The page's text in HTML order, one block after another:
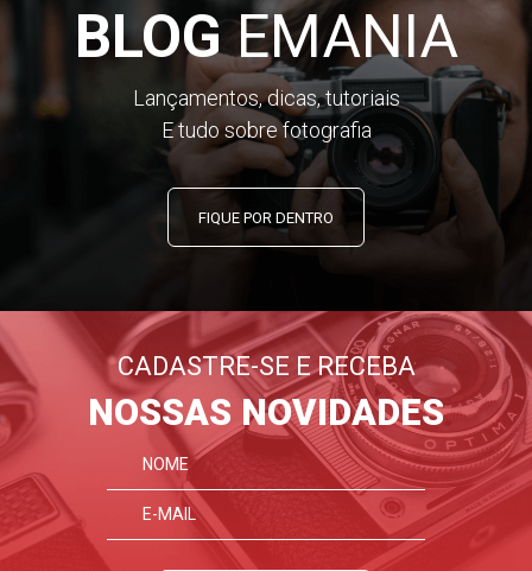
BLOGEMANIA
Lançamentos, dicas, tutoriais
E tudo sobre fotografia
FIQUE POR DENTRO
CADASTRE-SE E RECEBA
NOSSAS NOVIDADES